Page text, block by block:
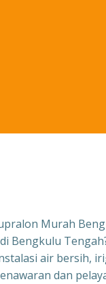
Murah
air bersih,
dan